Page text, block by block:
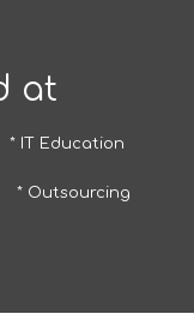
at
* IT Education
* Outsourcing